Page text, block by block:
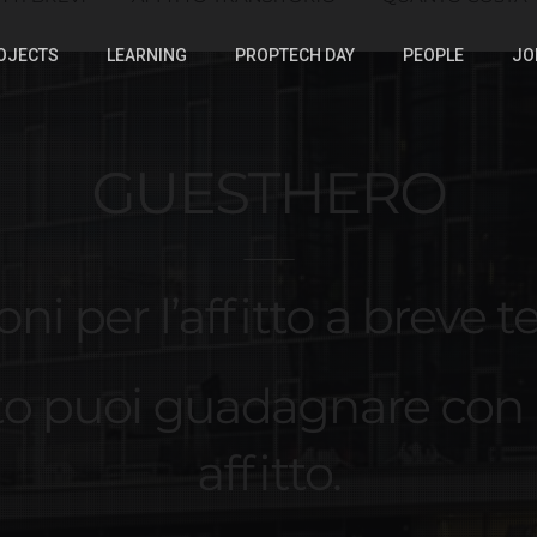
LEARNING PROPTECH DAY PEOPLE